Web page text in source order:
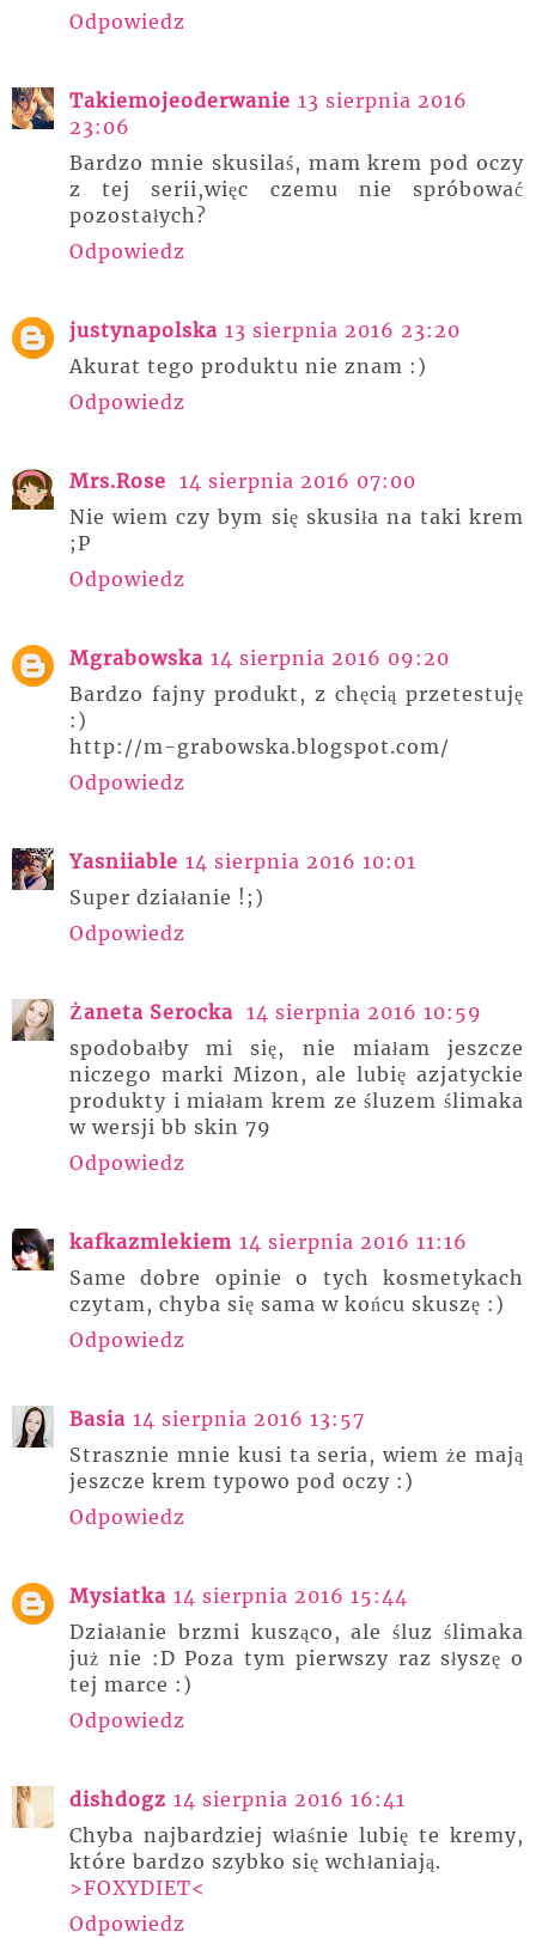
Odpowiedz
Takiemojeoderwanie 13 sierpnia 2016
23:06
Bardzo mnie skusilaś, mam krem pod oczy
z tej serii,więc czemu nie spróbować
pozostałych?
Odpowiedz
justynapolska 13 sierpnia 2016 23:20
Akurat tego produktu nie znam :)
Odpowiedz
Mrs.Rose 14 sierpnia 2016 07:00
Nie wiem czy bym się skusiła na taki krem
;P
Odpowiedz
Mgrabowska 14 sierpnia 2016 09:20
Bardzo fajny produkt, z chęcią przetestuję
:)
http://m-grabowska.blogspot.com/
Odpowiedz
Yasniiable 14 sierpnia 2016 10:01
Super działanie !;)
Odpowiedz
Żaneta Serocka 14 sierpnia 2016 10:59
spodobałby mi się, nie miałam jeszcze
niczego marki Mizon, ale lubię azjatyckie
produkty i miałam krem ze śluzem ślimaka
w wersji bb skin 79
Odpowiedz
kafkazmlekiem 14 sierpnia 2016 11:16
Same dobre opinie o tych kosmetykach
czytam, chyba się sama w końcu skuszę :)
Odpowiedz
Basia 14 sierpnia 2016 13:57
Strasznie mnie kusi ta seria, wiem że mają
jeszcze krem typowo pod oczy :)
Odpowiedz
Mysiatka 14 sierpnia 2016 15:44
Działanie brzmi kusząco, ale śluz ślimaka
już nie :D Poza tym pierwszy raz słyszę o
tej marce :)
Odpowiedz
dishdogz 14 sierpnia 2016 16:41
Chyba najbardziej właśnie lubię te kremy,
które bardzo szybko się wchłaniają.
>FOXYDIET<
Odpowiedz